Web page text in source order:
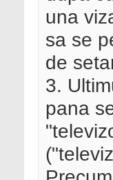
una
sa se
de
3.
pana